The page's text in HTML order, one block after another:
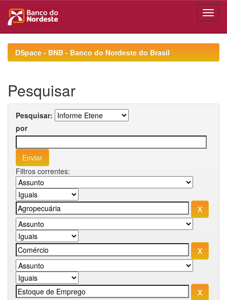
navigationDSpace - BNB - Banco do Nordeste do Brasil
Pesquisar
Pesquisar:
por
Filtros correntes: